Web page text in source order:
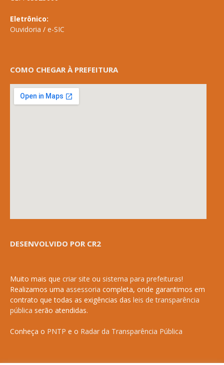
Eletrônico:
Ouvidoria / e-SIC
COMO CHEGAR À PREFEITURA
DESENVOLVIDO POR CR2
Muito mais que criar site ou sistema para prefeituras!
Realizamos uma assessoria completa, onde garantimos em
contrato que todas as exigências das leis de transparência
pública serão atendidas.
Conheça o PNTP e o Radar da Transparência Pública